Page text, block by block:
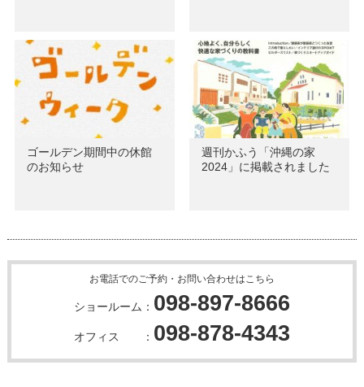
ゴールデン期間中の休館
のお知らせ
週刊かふう「沖縄の家
2024」に掲載されました
お電話でのご予約・お問い合わせはこちら
ショールーム： 098-897-8666
オフィス ： 098-878-4343